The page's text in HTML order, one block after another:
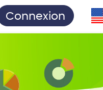
Connexion